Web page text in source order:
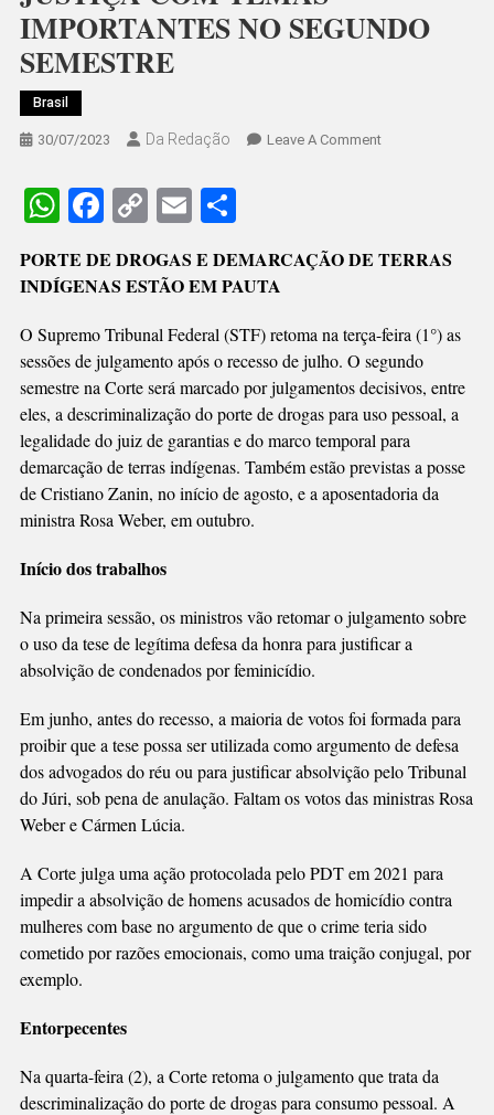
IMPORTANTES NO SEGUNDO
SEMESTRE
Brasil
30/07/2023 Da Redação Leave A CommentOn
NO
WhatsApp
Facebook
CopyEmailShare
PORTE DE DROGAS E DEMARCAÇÃO DE TERRAS
INDÍGENAS ESTÃO EM PAUTA
O Supremo Tribunal Federal (STF) retoma na terça-feira (1°) as
sessões de julgamento após o recesso de julho. O segundo
semestre na Corte será marcado por julgamentos decisivos, entre
eles, a descriminalização do porte de drogas para uso pessoal, a
legalidade do juiz de garantias e do marco temporal para
demarcação de terras indígenas. Também estão previstas a posse
de Cristiano Zanin, no início de agosto, e a aposentadoria da
ministra Rosa Weber, em outubro.
Início dos trabalhos
Na primeira sessão, os ministros vão retomar o julgamento sobre
o uso da tese de legítima defesa da honra para justificar a
absolvição de condenados por feminicídio.
Em junho, antes do recesso, a maioria de votos foi formada para
proibir que a tese possa ser utilizada como argumento de defesa
dos advogados do réu ou para justificar absolvição pelo Tribunal
do Júri, sob pena de anulação. Faltam os votos das ministras Rosa
Weber e Cármen Lúcia.
A Corte julga uma ação protocolada pelo PDT em 2021 para
impedir a absolvição de homens acusados de homicídio contra
mulheres com base no argumento de que o crime teria sido
cometido por razões emocionais, como uma traição conjugal, por
exemplo.
Entorpecentes
Na quarta-feira (2), a Corte retoma o julgamento que trata da
descriminalização do porte de drogas para consumo pessoal. A